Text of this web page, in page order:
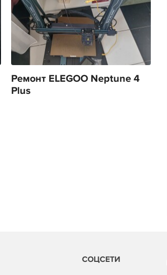
Ремонт ELEGOO Neptune 4
Plus
СОЦСЕТИ